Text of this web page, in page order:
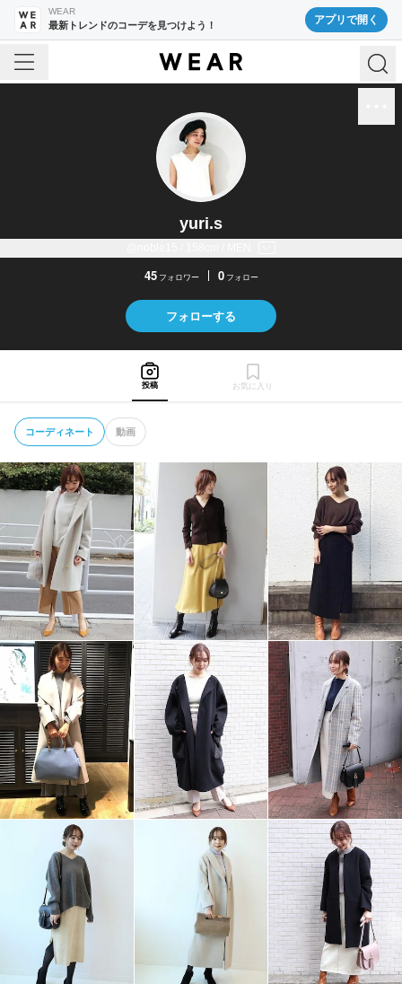
WEAR
最新トレンドのコーデを見つけよう！ アプリで開く
yuri.s
45 フォロワー 0 フォロー
フォローする
投稿 お気に入り
コーディネート 動画